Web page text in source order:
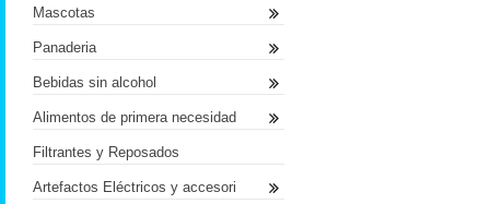
Mascotas
Panaderia
Bebidas sin alcohol
Alimentos de primera necesidad
Filtrantes y Reposados
Artefactos Eléctricos y accesori